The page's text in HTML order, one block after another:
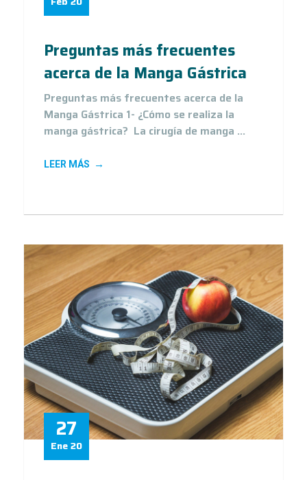
Preguntas más frecuentes
acerca de la Manga Gástrica
Preguntas más frecuentes acerca de la
Manga Gástrica 1- ¿Cómo se realiza la
manga gástrica? La cirugía de manga ...
LEER MÁS
27
Ene 20